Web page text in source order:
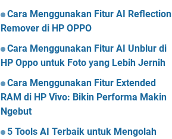
Cara Menggunakan Fitur AI Reflection
Remover di HP OPPO
Cara Menggunakan Fitur AI Unblur di
HP Oppo untuk Foto yang Lebih Jernih
Cara Menggunakan Fitur Extended
RAM di HP Vivo: Bikin Performa Makin
Ngebut
5 Tools AI Terbaik untuk Mengolah